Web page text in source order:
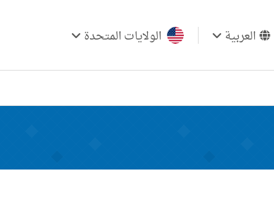
العربية الولايات المتحدة